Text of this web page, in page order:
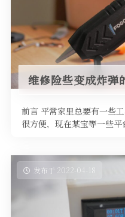
维修险些变成炸弹
前言 平常家里总要有一些
很方便，现在某宝等一些
发布于 2022-04-18